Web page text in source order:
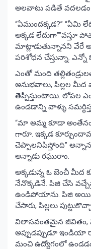
అలవాటు పడితే వదలడం
“ఏముందక్కడ?” “ఏమి
అక్కడ లేదుగా””వస్తూ
మాట్లాడుతున్నానని వేరే
పరిశోధన చేస్తున్నా. ఎన్నో
ఎంతో మంది
అనుభవాలు, పిల్లల మీద
తెప్పిస్తుంటాయి. లోపల
ఉండడాన్ని వాళ్ళు
“మా అమ్మ కూడా
గారూ. ఇక్కడ
చెప్పాలనిపిస్తోంది”
అన్నాడు రఘురాం.
అక్కడున్న ఓ బెంచీ మీద
నేనొక్కడినే. పిజి చేసి
ఉండిపోయాను. పిజి
చేసారు, పిల్లలు
విలాసవంతమైన జీవితం,
అప్పుడప్పుడూ ఇండియా
మంచి ఉద్యోగంలో